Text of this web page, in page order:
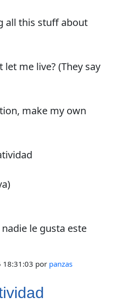
all this stuff about
me live? (They say
make my own
le gusta este
18:31:03 por panzas